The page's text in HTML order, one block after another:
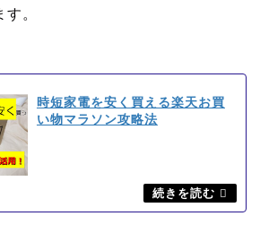
。
時短家電を安く買える楽天お買
い物マラソン攻略法